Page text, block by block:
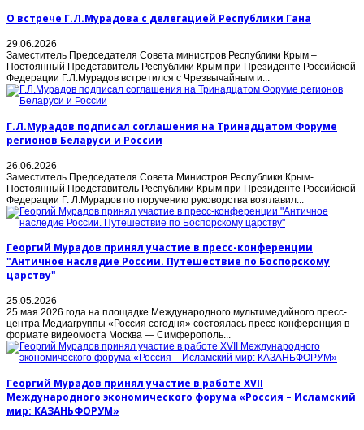
О встрече Г.Л.Мурадова с делегацией Республики Гана
29.06.2026
Заместитель Председателя Совета министров Республики Крым –
Постоянный Представитель Республики Крым при Президенте Российской
Федерации Г.Л.Мурадов встретился с Чрезвычайным и...
Г.Л.Мурадов подписал соглашения на Тринадцатом Форуме
регионов Беларуси и России
26.06.2026
Заместитель Председателя Совета Министров Республики Крым-
Постоянный Представитель Республики Крым при Президенте Российской
Федерации Г. Л.Мурадов по поручению руководства возглавил...
Георгий Мурадов принял участие в пресс-конференции
"Античное наследие России. Путешествие по Боспорскому
царству"
25.05.2026
25 мая 2026 года на площадке Международного мультимедийного пресс-
центра Медиагруппы «Россия сегодня» состоялась пресс-конференция в
формате видеомоста Москва — Симферополь...
Георгий Мурадов принял участие в работе XVII
Международного экономического форума «Россия – Исламский
мир: КАЗАНЬФОРУМ»